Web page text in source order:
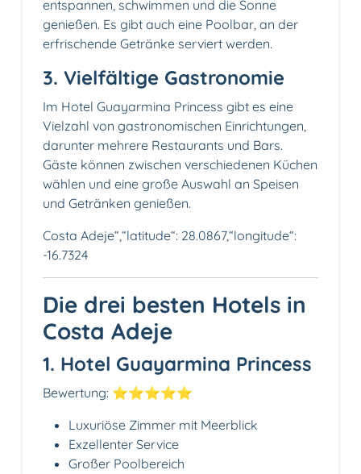
entspannen, schwimmen und die Sonne
genießen. Es gibt auch eine Poolbar, an der
erfrischende Getränke serviert werden.
3.️ Vielfältige Gastronomie
Im Hotel Guayarmina Princess gibt es eine
Vielzahl von gastronomischen Einrichtungen,
darunter mehrere Restaurants und Bars.
Gäste können zwischen verschiedenen Küchen
wählen und eine große Auswahl an Speisen
und Getränken genießen.
Costa Adeje“,“latitude“: 28.0867,“longitude“:
-16.7324
Die drei besten Hotels in
Costa Adeje
1. Hotel Guayarmina Princess
Bewertung: ⭐️⭐️⭐️⭐️⭐️
Luxuriöse Zimmer mit Meerblick
Exzellenter Service
Großer Poolbereich